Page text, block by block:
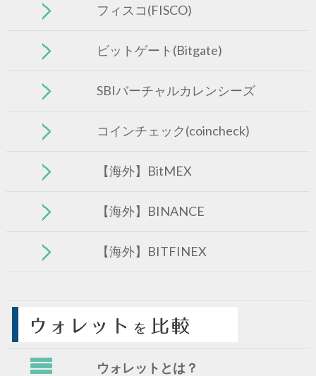
フィスコ(FISCO)
ビットゲート(Bitgate)
SBIバーチャルカレンシーズ
コインチェック(coincheck)
【海外】BitMEX
【海外】BINANCE
【海外】BITFINEX
ウォレットとは？